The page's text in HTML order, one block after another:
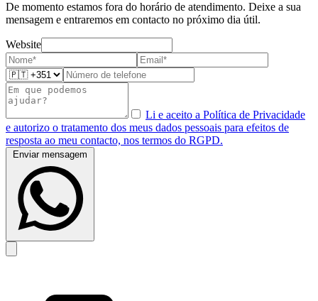
De momento estamos fora do horário de atendimento. Deixe a sua
mensagem e entraremos em contacto no próximo dia útil.
Website
Li e aceito a Política de Privacidade
e autorizo o tratamento dos meus dados pessoais para efeitos de
resposta ao meu contacto, nos termos do RGPD.